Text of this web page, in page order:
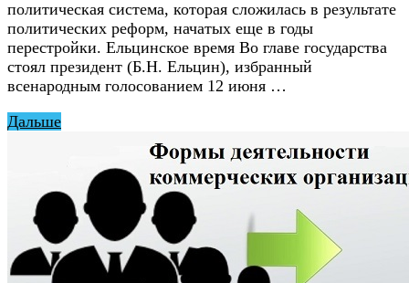
политическая система, которая сложилась в результате
политических реформ, начатых еще в годы
перестройки. Ельцинское время Во главе государства
стоял президент (Б.Н. Ельцин), избранный
всенародным голосованием 12 июня …
Дальше